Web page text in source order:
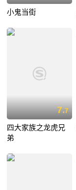
小鬼当街
7.7
四大家族之龙虎兄
弟